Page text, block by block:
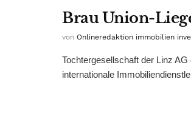
Brau Union-
von Onlineredaktion immobilien
Tochtergesellschaft der Linz
internationale